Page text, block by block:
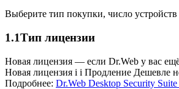
Выберите тип покупки, число
1.1Тип лицензии
Новая лицензия — если Dr.Web у вас
Новая лицензия i i Продление Дешевле
Подробнее: Dr.Web Desktop Security